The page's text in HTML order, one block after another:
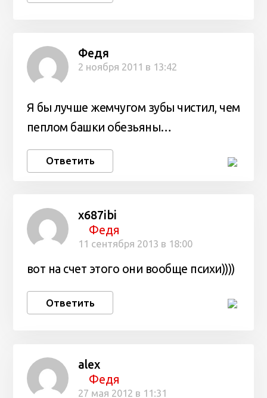
Федя
2 ноября 2011 в 13:42
Я бы лучше жемчугом зубы чистил, чем
пеплом башки обезьяны…
Ответить
x687ibi
Федя
11 сентября 2013 в 18:00
вот на счет этого они вообще психи))))
Ответить
alex
Федя
27 мая 2012 в 11:31